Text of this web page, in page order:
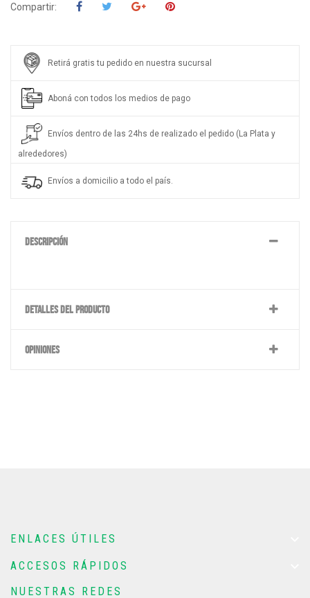
Compartir:
Retirá gratis tu pedido en nuestra sucursal
Aboná con todos los medios de pago
Envíos dentro de las 24hs de realizado el pedido (La Plata y
alrededores)
Envíos a domicilio a todo el país.
DESCRIPCIÓN
DETALLES DEL PRODUCTO
OPINIONES
ENLACES ÚTILES
ACCESOS RÁPIDOS
NUESTRAS REDES